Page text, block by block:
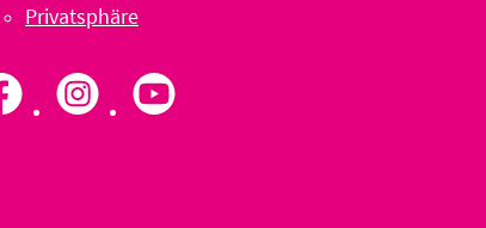
Privatsphäre